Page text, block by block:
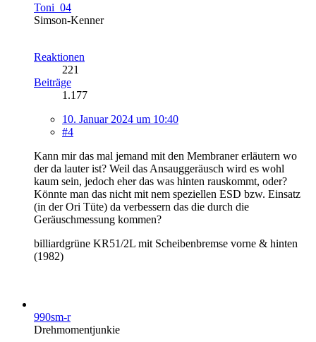
Toni_04
Simson-Kenner
Reaktionen
221
Beiträge
1.177
10. Januar 2024 um 10:40
#4
Kann mir das mal jemand mit den Membraner erläutern wo
der da lauter ist? Weil das Ansauggeräusch wird es wohl
kaum sein, jedoch eher das was hinten rauskommt, oder?
Könnte man das nicht mit nem speziellen ESD bzw. Einsatz
(in der Ori Tüte) da verbessern das die durch die
Geräuschmessung kommen?
billiardgrüne KR51/2L mit Scheibenbremse vorne & hinten
(1982)
990sm-r
Drehmomentjunkie